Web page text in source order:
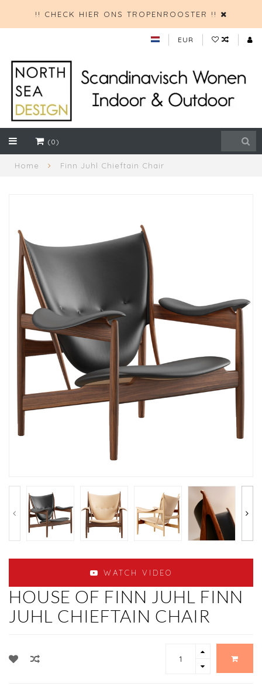
!! CHECK HIER ONS TROPENROOSTER !!
EUR
(0)
Home Finn Juhl Chieftain Chair
WATCH VIDEO
HOUSE OF FINN JUHL FINN
JUHL CHIEFTAIN CHAIR